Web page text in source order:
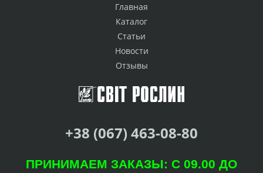
Главная
Каталог
Статьи
Новости
Отзывы
+38 (067) 463-08-80
ПРИНИМАЕМ ЗАКАЗЫ: С 09.00 ДО